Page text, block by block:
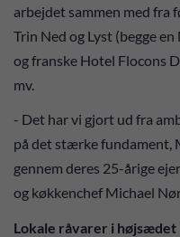
arbejdet sammen med fra
Trin Ned og Lyst (begge
og franske Hotel Flocons
mv.
- Det har vi gjort ud fra
på det stærke fundament,
gennem deres 25-årige
og køkkenchef Michael
Lokale råvarer i højsædet